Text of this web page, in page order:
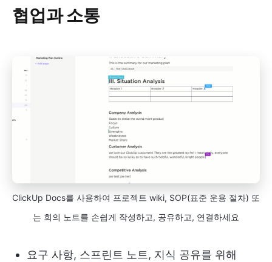
협업과 소통
ClickUp Docs를 사용하여 프로젝트 wiki, SOP(표준 운용 절차) 또
는 회의 노트를 손쉽게 작성하고, 공유하고, 연결하세요
요구 사항, 스프린트 노트, 지식 공유를 위해